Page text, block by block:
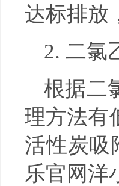
达标排放
2. 二氯
根据二
理方法有
活性炭吸
乐官网洋